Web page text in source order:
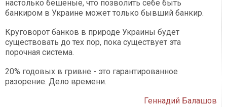
настолько бешеные, что позволить себе быть
банкиром в Украине может только бывший банкир.
Круговорот банков в природе Украины будет
существовать до тех пор, пока существует эта
порочная система.
20% годовых в гривне - это гарантированное
разорение. Дело времени.
Геннадий Балашов